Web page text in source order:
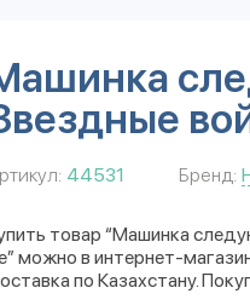
44531 Бренд:
товар “Машинка
можно в интернет-
по Казахстану.